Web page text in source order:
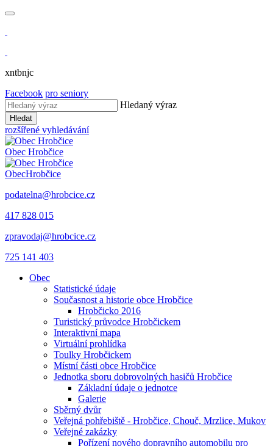
xntbnjc
Facebook pro seniory
Hledaný výraz
Hledat
rozšířené vyhledávání
Obec Hrobčice
ObecHrobčice
podatelna@hrobcice.cz
417 828 015
zpravodaj@hrobcice.cz
725 141 403
Obec
Statistické údaje
Současnost a historie obce Hrobčice
Hrobčicko 2016
Turistický průvodce Hrobčickem
Interaktivní mapa
Virtuální prohlídka
Toulky Hrobčickem
Místní části obce Hrobčice
Jednotka sboru dobrovolných hasičů Hrobčice
Základní údaje o jednotce
Galerie
Sběrný dvůr
Veřejná pohřebiště - Hrobčice, Chouč, Mrzlice, Mukov
Veřejné zakázky
Pořízení nového dopravního automobilu pro